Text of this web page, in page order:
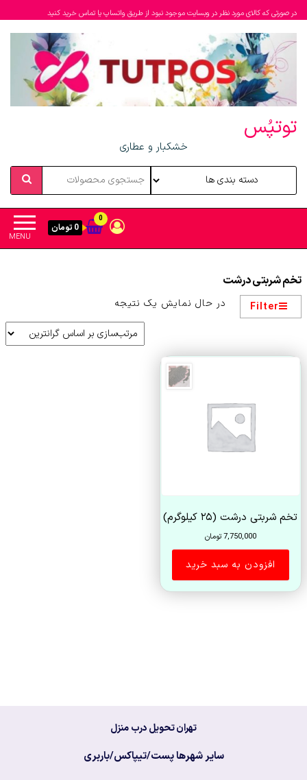
در صورتی که کالای مورد نظر در وبسایت موجود نبود از طریق واتساپ یا تماس خرید کنید
توتپُس
خشکبار و عطاری
MENU
0
0 تومان
تخم شربتی درشت
Filter در حال نمایش یک نتیجه
تخم شربتی درشت (۲۵ کیلوگرم)
7,750,000تومان
افزودن به سبد خرید
تهران تحویل درب منزل
سایر شهرها پست/تیپاکس/باربری